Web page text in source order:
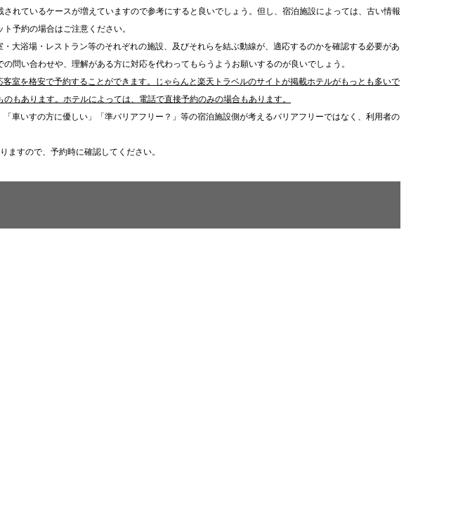
れているケースが増えていますので参考にすると良いでしょう。但し、宿泊施設によっては、古い情報
予約の場合はご注意ください。
大浴場・レストラン等のそれぞれの施設、及びそれらを結ぶ動線が、適応するのかを確認する必要があ
問い合わせや、理解がある方に対応を代わってもらうようお願いするのが良いでしょう。
室を格安で予約することができます。じゃらんと楽天トラベルのサイトが掲載ホテルがもっとも多いで
もあります。ホテルによっては、電話で直接予約のみの場合もあります。
車いすの方に優しい」「準バリアフリー？」等の宿泊施設側が考えるバリアフリーではなく、利用者の
すので、予約時に確認してください。